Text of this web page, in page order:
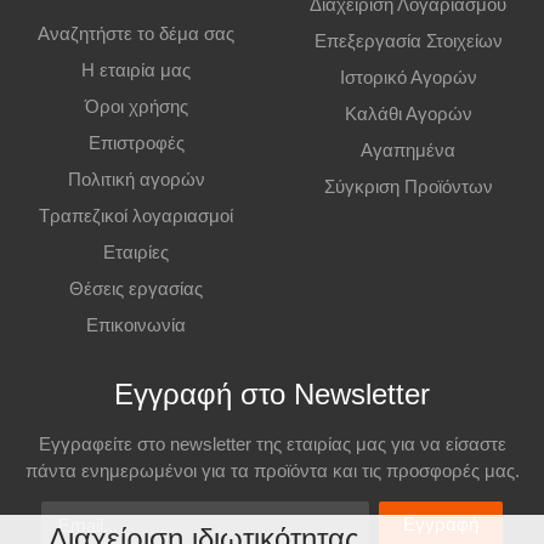
Επιπλέον Πληροφορίες
Οι τιμές ισχύουν και για αγορές από το φυσικό κατάστημα.
Αναζητήστε το δέμα σας
Η εταιρία μας
Όροι χρήσης
Επιστροφές
Πολιτική αγορών
Τραπεζικοί λογαριασμοί
Εταιρίες
Θέσεις εργασίας
Επικοινωνία
Διαχείριση Λογαριασμού
Επεξεργασία Στοιχείων
Ιστορικό Αγορών
Καλάθι Αγορών
Αγαπημένα
Σύγκριση Προϊόντων
Εγγραφή στο Newsletter
Εγγραφείτε στο newsletter της εταιρίας μας για να είσαστε
πάντα ενημερωμένοι για τα προϊόντα και τις προσφορές μας.
Email
Εγγραφή